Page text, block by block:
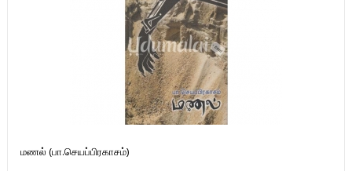
மணல் (பா.செயப்பிரகாசம்)